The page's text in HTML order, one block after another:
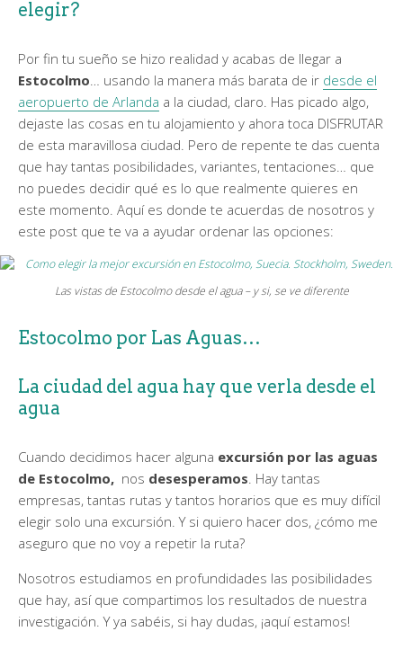
elegir?
Por fin tu sueño se hizo realidad y acabas de llegar a
Estocolmo… usando la manera más barata de ir desde el
aeropuerto de Arlanda a la ciudad, claro. Has picado algo,
dejaste las cosas en tu alojamiento y ahora toca DISFRUTAR
de esta maravillosa ciudad. Pero de repente te das cuenta
que hay tantas posibilidades, variantes, tentaciones… que
no puedes decidir qué es lo que realmente quieres en
este momento. Aquí es donde te acuerdas de nosotros y
este post que te va a ayudar ordenar las opciones:
Las vistas de Estocolmo desde el agua – y si, se ve diferente
Estocolmo por Las Aguas…
La ciudad del agua hay que verla desde el
agua
Cuando decidimos hacer alguna excursión por las aguas
de Estocolmo, nos desesperamos . Hay tantas
empresas, tantas rutas y tantos horarios que es muy difícil
elegir solo una excursión. Y si quiero hacer dos, ¿cómo me
aseguro que no voy a repetir la ruta?
Nosotros estudiamos en profundidades las posibilidades
que hay, así que compartimos los resultados de nuestra
investigación. Y ya sabéis, si hay dudas, ¡aquí estamos!